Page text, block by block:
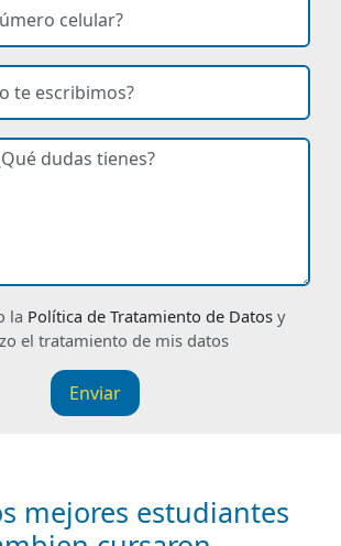
de celular
electrónico
la Política de Tratamiento de Datosy
el tratamiento de mis datos
Enviar
mejores estudiantes